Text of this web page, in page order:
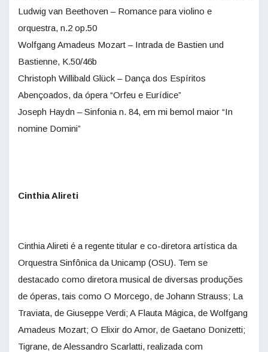
Ludwig van Beethoven – Romance para violino e
orquestra, n.2 op.50
Wolfgang Amadeus Mozart – Intrada de Bastien und
Bastienne, K.50/46b
Christoph Willibald Glück – Dança dos Espíritos
Abençoados, da ópera “Orfeu e Eurídice”
Joseph Haydn – Sinfonia n. 84, em mi bemol maior “In
nomine Domini”
Cinthia Alireti
Cinthia Alireti é a regente titular e co-diretora artística da
Orquestra Sinfônica da Unicamp (OSU). Tem se
destacado como diretora musical de diversas produções
de óperas, tais como O Morcego, de Johann Strauss; La
Traviata, de Giuseppe Verdi; A Flauta Mágica, de Wolfgang
Amadeus Mozart; O Elixir do Amor, de Gaetano Donizetti;
Tigrane, de Alessandro Scarlatti, realizada com